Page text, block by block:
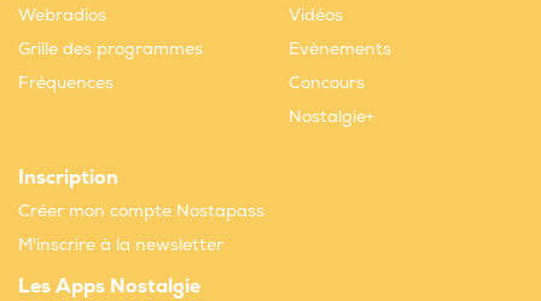
Webradios
Grille des programmes
Fréquences
Vidéos
Evènements
Concours
Nostalgie+
Inscription
Créer mon compte Nostapass
M'inscrire à la newsletter
Les Apps Nostalgie